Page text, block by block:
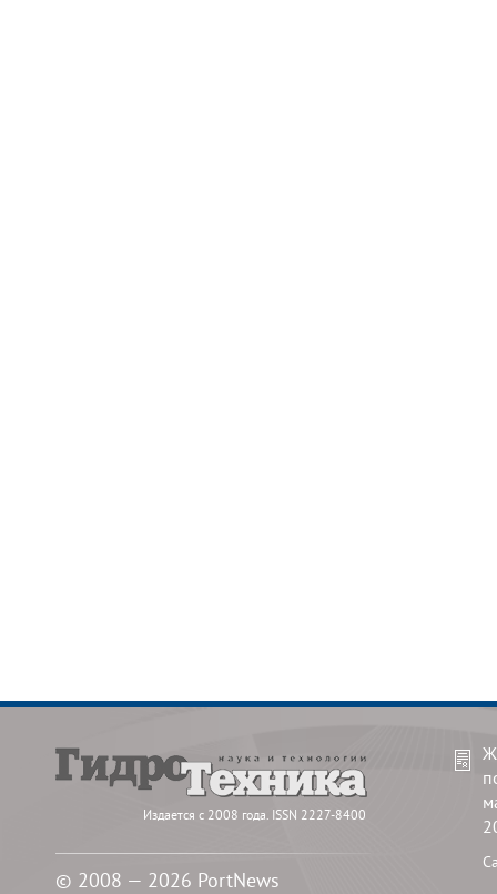
Издается с 2008 года. ISSN 2227-8400
© 2008 — 2026 PortNews